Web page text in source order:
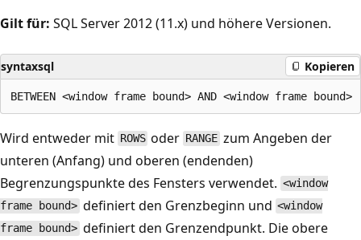
Gilt für: SQL Server 2012 (11.x) und höhere Versionen.
syntaxsql Kopieren
Wird entweder mit ROWS oder RANGEzum Angeben der
unteren (Anfang) und oberen (endenden)
Begrenzungspunkte des Fensters verwendet. <window
frame bound> definiert den Grenzbeginn und <window
frame bound> definiert den Grenzendpunkt. Die obere